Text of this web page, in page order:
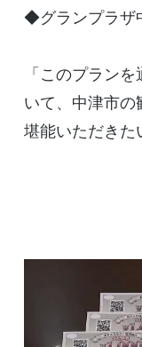
◆グランプラザ
「このプラン
いて、中津市の
堪能いただきた